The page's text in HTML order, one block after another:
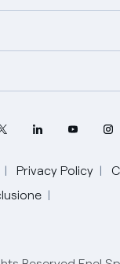
Privacy Policy